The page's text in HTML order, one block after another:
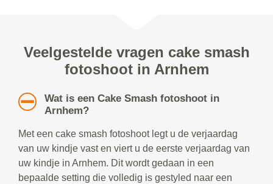
Veelgestelde vragen cake smash
fotoshoot in Arnhem
Wat is een Cake Smash fotoshoot in
Arnhem?
Met een cake smash fotoshoot legt u de verjaardag
van uw kindje vast en viert u de eerste verjaardag van
uw kindje in Arnhem. Dit wordt gedaan in een
bepaalde setting die volledig is gestyled naar een